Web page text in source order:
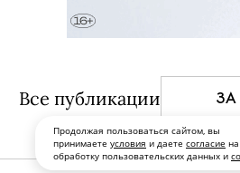
Продолжая пользоваться сайтом, вы
принимаете условия и даете согласие на
обработку пользовательских данных и
Все публикации ЗА